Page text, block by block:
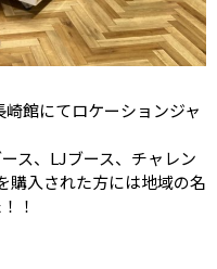
館にてロケーションジャ
ス、LJブース、チャレン
購入された方には地域の名
！